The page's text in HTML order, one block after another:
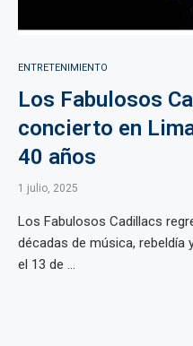
ENTRETENIMIENTO
Los Fabulosos
concierto en
40 años
1 julio, 2025
Los Fabulosos Cadillacs
décadas de música, rebeldía
el 13 de ...